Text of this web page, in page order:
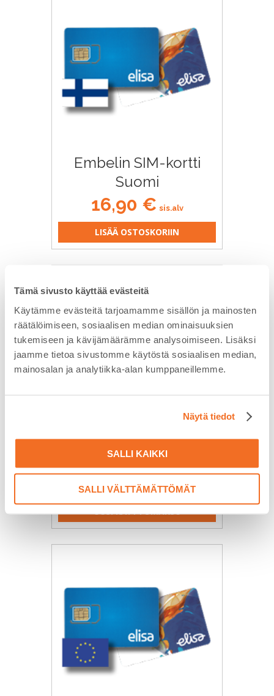
Tämä sivusto käyttää evästeitä
Käytämme evästeitä tarjoamamme sisällön ja mainosten
räätälöimiseen, sosiaalisen median ominaisuuksien
tukemiseen ja kävijämäärämme analysoimiseen. Lisäksi
jaamme tietoa sivustomme käytöstä sosiaalisen median,
mainosalan ja analytiikka-alan kumppaneillemme.
Näytä tiedot
SALLI KAIKKI
SALLI VÄLTTÄMÄTTÖMÄT
Embelin SIM-kortti
Suomi
16,90 € sis.alv
LISÄÄ OSTOSKORIIN
12 kk käyttömaksu
(REMUC-3 PLUS)
47,40€ sis.alv
UUSI KÄYTTÖMAKSU